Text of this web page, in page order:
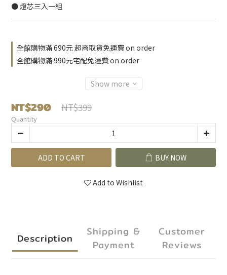
● 燈芯三入一組
全館購物滿 690元 超商取貨免運費 on order
全館購物滿 990元宅配免運費 on order
Show more
NT$290 NT$399
Quantity
ADD TO CART BUY NOW
Add to Wishlist
Description
Shipping &
Payment
Customer
Reviews